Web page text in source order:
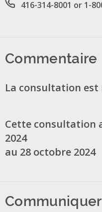
Office phone number
416-314-8001 or 1-
Commentaire
La consultation
Cette consultation
2024
au 28 octobre 2024